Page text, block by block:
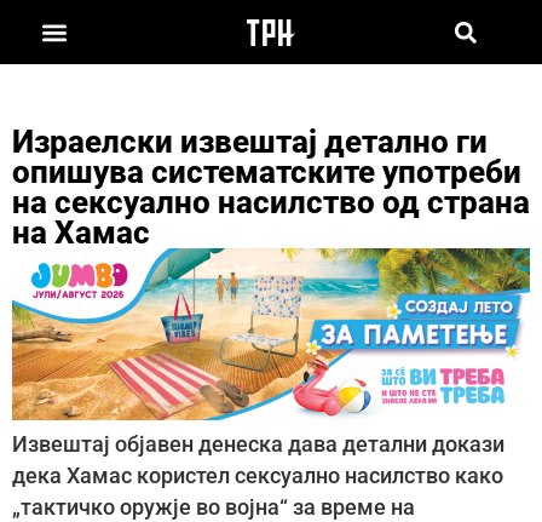
Израелски извештај детално ги
опишува систематските употреби
на сексуално насилство од страна
на Хамас
Извештај објавен денеска дава детални докази
дека Хамас користел сексуално насилство како
„тактичко оружје во војна“ за време на